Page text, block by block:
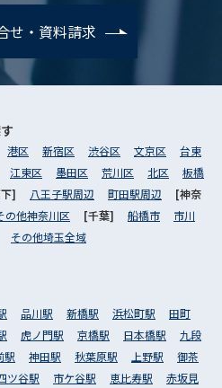
せ・資料請求
港区 新宿区 渋谷区 文京区
台東
江東区 墨田区 荒川区 北区
板橋
下] 八王子駅周辺 町田駅周辺
[神奈
の他神奈川区 [千葉] 船橋市
市川
その他埼玉全域
品川駅 新橋駅 浜松町駅
田町
虎ノ門駅 京橋駅 日本橋駅
九段
駅 神田駅 秋葉原駅 上野駅
御茶
ツ谷駅 市ケ谷駅 恵比寿駅
赤坂見